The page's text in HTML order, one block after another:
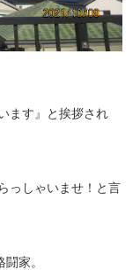
ます』と挨拶され
っしゃいませ！と言
家。